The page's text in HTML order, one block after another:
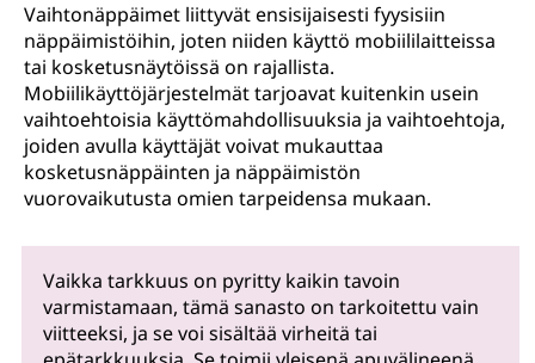
Vaihtonäppäimet liittyvät ensisijaisesti fyysisiin
näppäimistöihin, joten niiden käyttö mobiililaitteissa
tai kosketusnäytöissä on rajallista.
Mobiilikäyttöjärjestelmät tarjoavat kuitenkin usein
vaihtoehtoisia käyttömahdollisuuksia ja vaihtoehtoja,
joiden avulla käyttäjät voivat mukauttaa
kosketusnäppäinten ja näppäimistön
vuorovaikutusta omien tarpeidensa mukaan.
Vaikka tarkkuus on pyritty kaikin tavoin
varmistamaan, tämä sanasto on tarkoitettu vain
viitteeksi, ja se voi sisältää virheitä tai